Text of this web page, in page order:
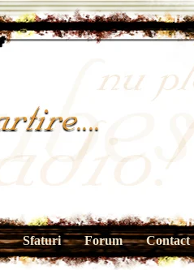
Sfaturi Forum Contact